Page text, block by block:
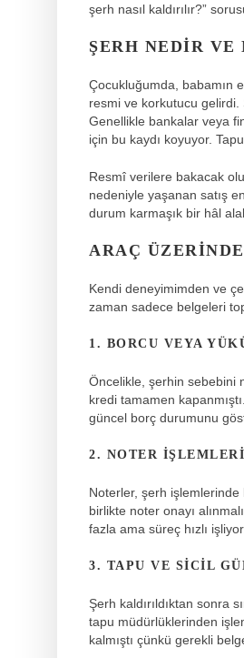
şerh nasıl kaldırılır?”
ŞERH NEDIR VE
Çocukluğumda, babamın
resmi ve korkutucu gelirdi.
Genellikle bankalar veya
için bu kaydı koyuyor.
Resmî verilere bakacak
nedeniyle yaşanan satış
durum karmaşık bir hâl
ARAÇ
Kendi deneyimimden ve
zaman sadece belgeleri
1. BORCU VEYA
Öncelikle, şerhin sebebini
kredi tamamen
güncel borç durumunu
2. NOTER İŞLEMLERI
Noterler, şerh işlemlerinde
birlikte noter onayı
fazla ama süreç hızlı işliyor.
3. TAPU VE SICIL
Şerh kaldırıldıktan sonra
tapu müdürlüklerinden
kalmıştı çünkü gerekli